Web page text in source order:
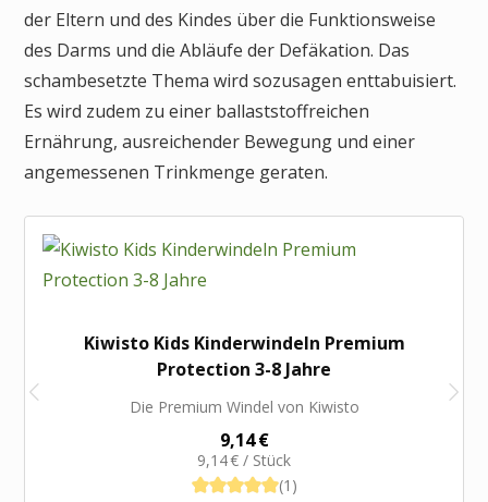
der Eltern und des Kindes über die Funktionsweise
des Darms und die Abläufe der Defäkation. Das
schambesetzte Thema wird sozusagen enttabuisiert.
Es wird zudem zu einer ballaststoffreichen
Ernährung, ausreichender Bewegung und einer
angemessenen Trinkmenge geraten.
Kiwisto Kids Kinderwindeln Premium
Protection 3-8 Jahre
Die Premium Windel von Kiwisto
9,14 €
9,14 € / Stück
(1)